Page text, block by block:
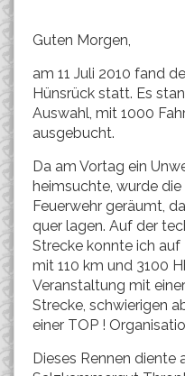
Guten Morgen,
am 11 Juli 2010 fand
Hünsrück statt. Es
Auswahl, mit 1000
ausgebucht.
Da am Vortag ein
heimsuchte, wurde
Feuerwehr geräumt,
quer lagen. Auf der
Strecke konnte ich
mit 110 km und 3100
Veranstaltung mit
Strecke, schwierigen
einer TOP !
Dieses Rennen diente